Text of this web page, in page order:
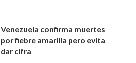
Venezuela confirma muertes
por fiebre amarilla pero evita
dar cifra